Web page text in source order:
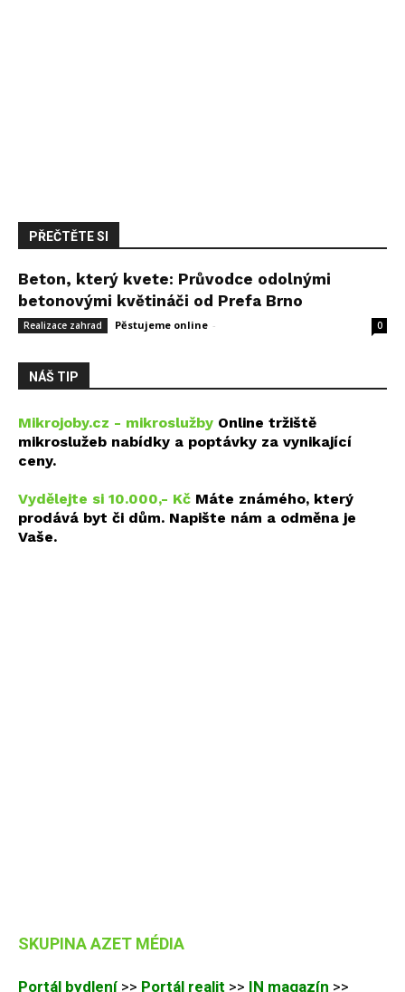
PŘEČTĚTE SI
Beton, který kvete: Průvodce odolnými
betonovými květináči od Prefa Brno
Realizace zahrad Pěstujeme online - 0
NÁŠ TIP
Mikrojoby.cz - mikroslužby Online tržiště
mikroslužeb nabídky a poptávky za vynikající
ceny.
Vydělejte si 10.000,- Kč Máte známého, který
prodává byt či dům. Napište nám a odměna je
Vaše.
SKUPINA AZET MÉDIA
Portál bydlení >> Portál realit >> IN magazín >>